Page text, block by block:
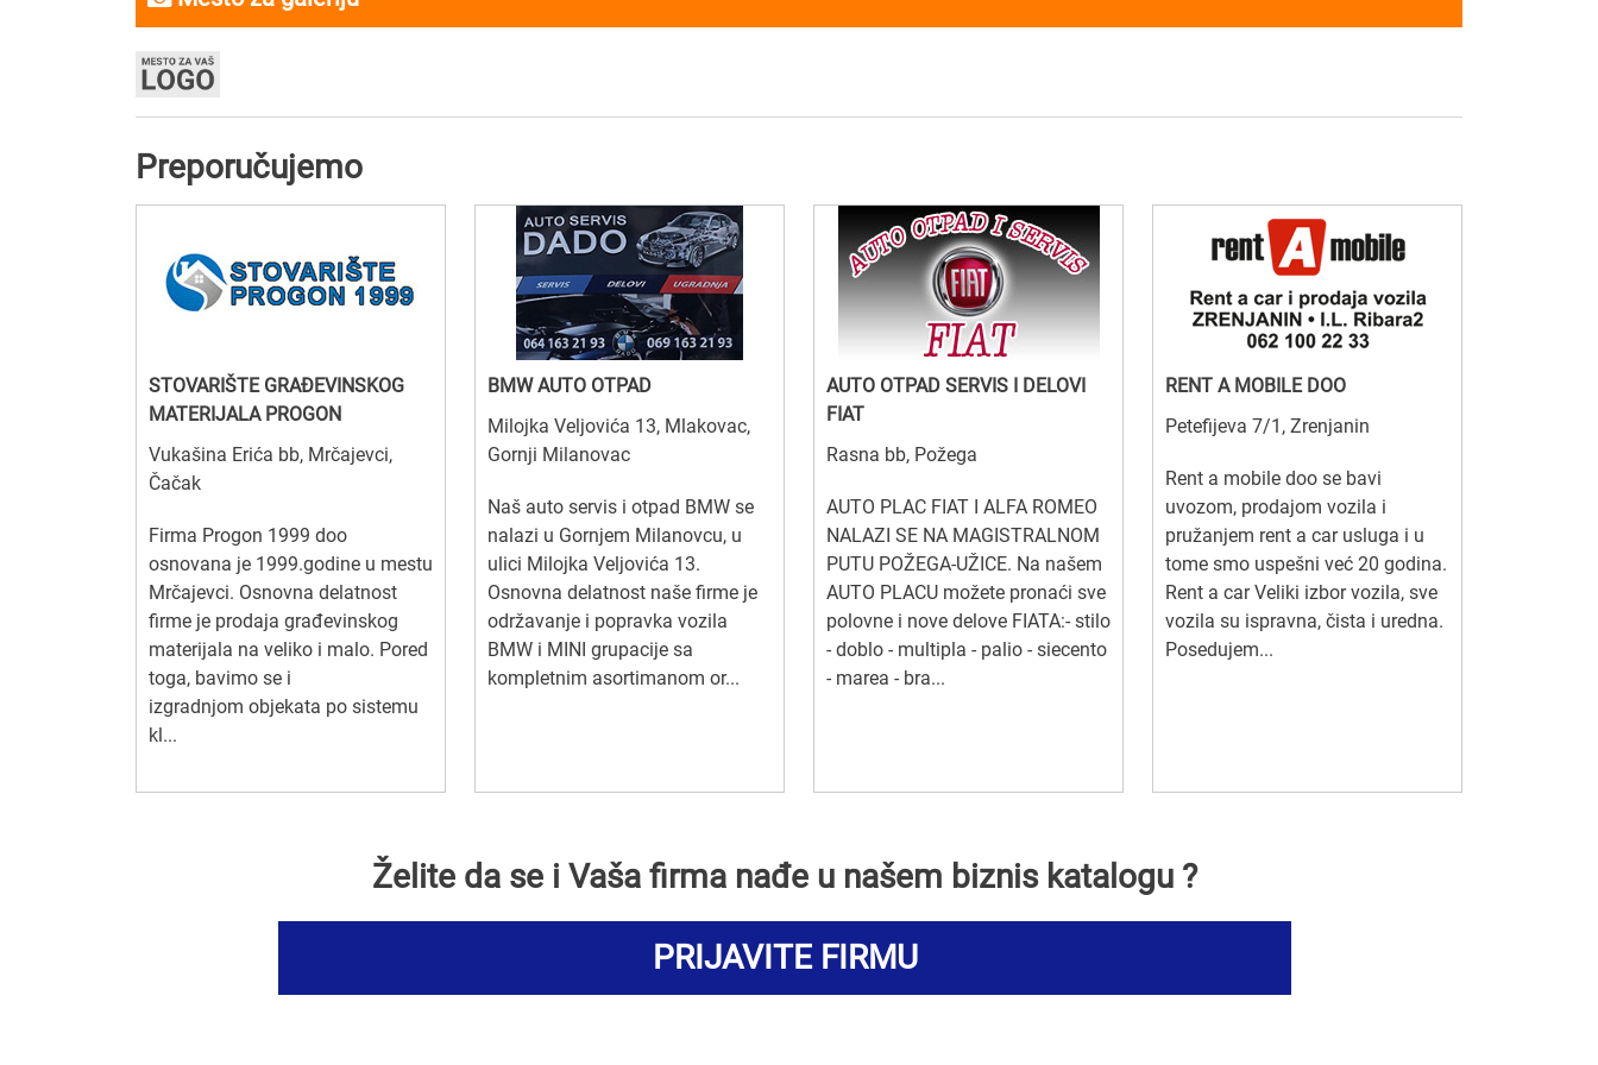
Preporučujemo
STOVARIŠTE GRAĐEVINSKOG
MATERIJALA PROGON
Vukašina Erića bb, Mrčajevci,
Čačak
Firma Progon 1999 doo
osnovana je 1999.godine u mestu
Mrčajevci. Osnovna delatnost
firme je prodaja građevinskog
materijala na veliko i malo. Pored
toga, bavimo se i
izgradnjom objekata po sistemu
kl...
BMW AUTO OTPAD
Milojka Veljovića 13, Mlakovac,
Gornji Milanovac
Naš auto servis i otpad BMW se
nalazi u Gornjem Milanovcu, u
ulici Milojka Veljovića 13.
Osnovna delatnost naše firme je
održavanje i popravka vozila
BMW i MINI grupacije sa
kompletnim asortimanom or...
AUTO OTPAD SERVIS I DELOVI
FIAT
Rasna bb, Požega
AUTO PLAC FIAT I ALFA ROMEO
NALAZI SE NA MAGISTRALNOM
PUTU POŽEGA-UŽICE. Na našem
AUTO PLACU možete pronaći sve
polovne i nove delove FIATA:- stilo
- doblo - multipla - palio - siecento
- marea - bra...
RENT A MOBILE DOO
Petefijeva 7/1, Zrenjanin
Rent a mobile doo se bavi
uvozom, prodajom vozila i
pružanjem rent a car usluga i u
tome smo uspešni već 20 godina.
Rent a car Veliki izbor vozila, sve
vozila su ispravna, čista i uredna.
Posedujem...
Želite da se i Vaša firma nađe u našem biznis katalogu ?
PRIJAVITE FIRMU